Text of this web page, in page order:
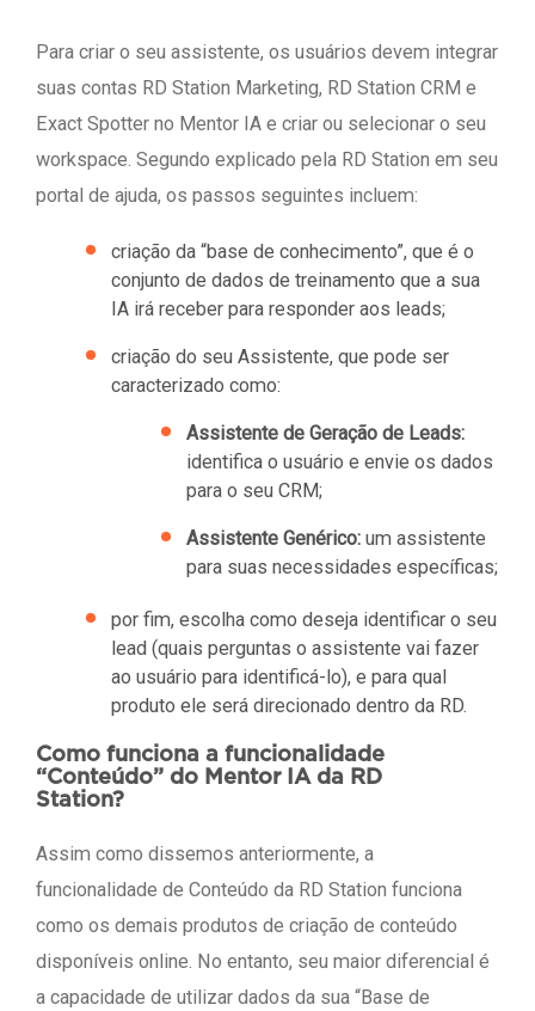
Para criar o seu assistente, os usuários devem integrar
suas contas RD Station Marketing, RD Station CRM e
Exact Spotter no Mentor IA e criar ou selecionar o seu
workspace. Segundo explicado pela RD Station em seu
portal de ajuda, os passos seguintes incluem:
criação da “base de conhecimento”, que é o
conjunto de dados de treinamento que a sua
IA irá receber para responder aos leads;
criação do seu Assistente, que pode ser
caracterizado como:
Assistente de Geração de Leads:
identifica o usuário e envie os dados
para o seu CRM;
Assistente Genérico: um assistente
para suas necessidades específicas;
por fim, escolha como deseja identificar o seu
lead (quais perguntas o assistente vai fazer
ao usuário para identificá-lo), e para qual
produto ele será direcionado dentro da RD.
Como funciona a funcionalidade
“Conteúdo” do Mentor IA da RD
Station?
Assim como dissemos anteriormente, a
funcionalidade de Conteúdo da RD Station funciona
como os demais produtos de criação de conteúdo
disponíveis online. No entanto, seu maior diferencial é
a capacidade de utilizar dados da sua “Base de